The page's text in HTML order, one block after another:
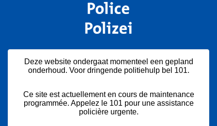
Deze website ondergaat momenteel een gepland
onderhoud. Voor dringende politiehulp bel 101.
Ce site est actuellement en cours de maintenance
programmée. Appelez le 101 pour une assistance
policière urgente.